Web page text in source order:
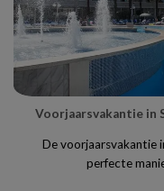
Voorjaarsvakantie in
De voorjaarsvakantie
perfecte